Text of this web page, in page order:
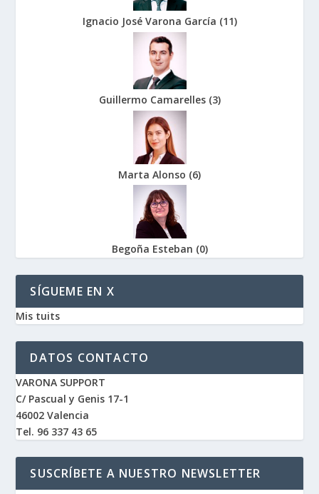
Ignacio José Varona García (11)
Guillermo Camarelles (3)
Marta Alonso (6)
Begoña Esteban (0)
SÍGUEME EN X
Mis tuits
DATOS CONTACTO
VARONA SUPPORT
C/ Pascual y Genis 17-1
46002 Valencia
Tel. 96 337 43 65
SUSCRÍBETE A NUESTRO NEWSLETTER